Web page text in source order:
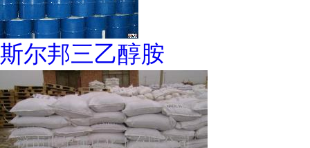
斯尔邦三乙醇胺